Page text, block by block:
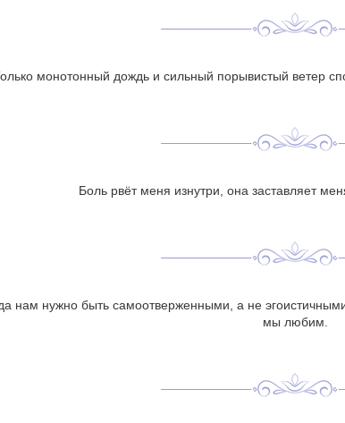
монотонный дождь и сильный порывистый ветер
Боль рвёт меня изнутри, она заставляет
нам нужно быть самоотверженными, а не
мы любим.